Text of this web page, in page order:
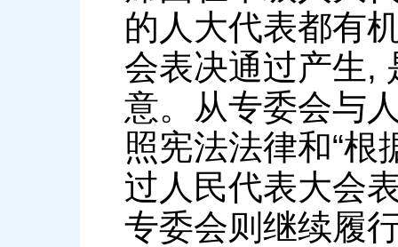
的人大代表都有
会表决通过产生,
意。从专委会与
照宪法法律和“根
过人民代表大会
专委会则继续履